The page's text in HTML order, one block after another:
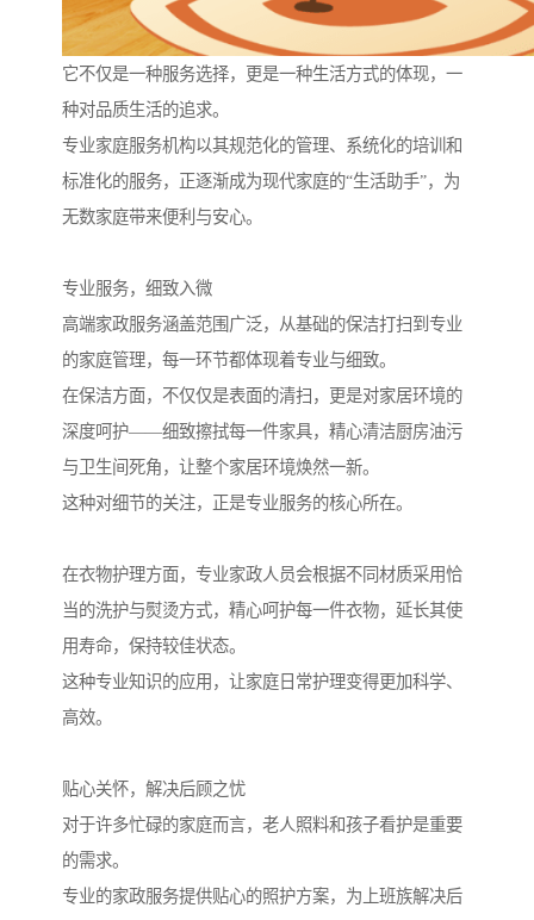
它不仅是一种服务选择，更是一种生活方式的体现，一
种对品质生活的追求。
专业家庭服务机构以其规范化的管理、系统化的培训和
标准化的服务，正逐渐成为现代家庭的“生活助手”，为
无数家庭带来便利与安心。
专业服务，细致入微
高端家政服务涵盖范围广泛，从基础的保洁打扫到专业
的家庭管理，每一环节都体现着专业与细致。
在保洁方面，不仅仅是表面的清扫，更是对家居环境的
深度呵护——细致擦拭每一件家具，精心清洁厨房油污
与卫生间死角，让整个家居环境焕然一新。
这种对细节的关注，正是专业服务的核心所在。
在衣物护理方面，专业家政人员会根据不同材质采用恰
当的洗护与熨烫方式，精心呵护每一件衣物，延长其使
用寿命，保持较佳状态。
这种专业知识的应用，让家庭日常护理变得更加科学、
高效。
贴心关怀，解决后顾之忧
对于许多忙碌的家庭而言，老人照料和孩子看护是重要
的需求。
专业的家政服务提供贴心的照护方案，为上班族解决后